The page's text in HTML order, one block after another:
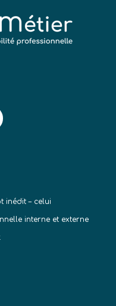
inédit – celui
interne et externe